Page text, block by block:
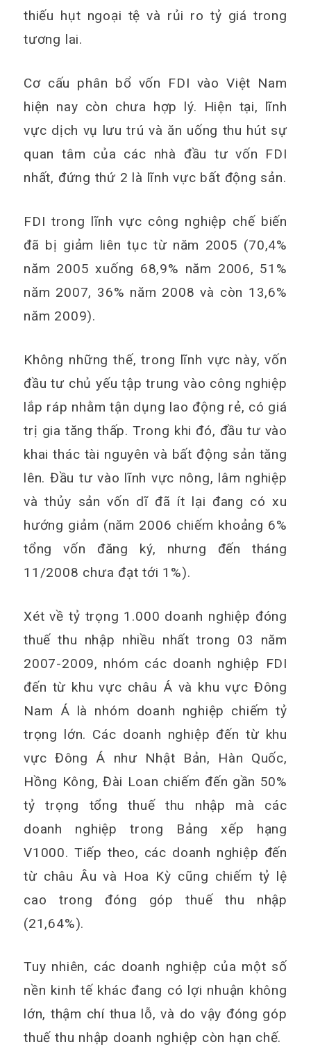
thiếu hụt ngoại tệ và rủi ro tỷ giá trong
tương lai.
Cơ cấu phân bổ vốn FDI vào Việt Nam
hiện nay còn chưa hợp lý. Hiện tại, lĩnh
vực dịch vụ lưu trú và ăn uống thu hút sự
quan tâm của các nhà đầu tư vốn FDI
nhất, đứng thứ 2 là lĩnh vực bất động sản.
FDI trong lĩnh vực công nghiệp chế biến
đã bị giảm liên tục từ năm 2005 (70,4%
năm 2005 xuống 68,9% năm 2006, 51%
năm 2007, 36% năm 2008 và còn 13,6%
năm 2009).
Không những thế, trong lĩnh vực này, vốn
đầu tư chủ yếu tập trung vào công nghiệp
lắp ráp nhằm tận dụng lao động rẻ, có giá
trị gia tăng thấp. Trong khi đó, đầu tư vào
khai thác tài nguyên và bất động sản tăng
lên. Đầu tư vào lĩnh vực nông, lâm nghiệp
và thủy sản vốn dĩ đã ít lại đang có xu
hướng giảm (năm 2006 chiếm khoảng 6%
tổng vốn đăng ký, nhưng đến tháng
11/2008 chưa đạt tới 1%).
Xét về tỷ trọng 1.000 doanh nghiệp đóng
thuế thu nhập nhiều nhất trong 03 năm
2007-2009, nhóm các doanh nghiệp FDI
đến từ khu vực châu Á và khu vực Đông
Nam Á là nhóm doanh nghiệp chiếm tỷ
trọng lớn. Các doanh nghiệp đến từ khu
vực Đông Á như Nhật Bản, Hàn Quốc,
Hồng Kông, Đài Loan chiếm đến gần 50%
tỷ trọng tổng thuế thu nhập mà các
doanh nghiệp trong Bảng xếp hạng
V1000. Tiếp theo, các doanh nghiệp đến
từ châu Âu và Hoa Kỳ cũng chiếm tỷ lệ
cao trong đóng góp thuế thu nhập
(21,64%).
Tuy nhiên, các doanh nghiệp của một số
nền kinh tế khác đang có lợi nhuận không
lớn, thậm chí thua lỗ, và do vậy đóng góp
thuế thu nhập doanh nghiệp còn hạn chế.